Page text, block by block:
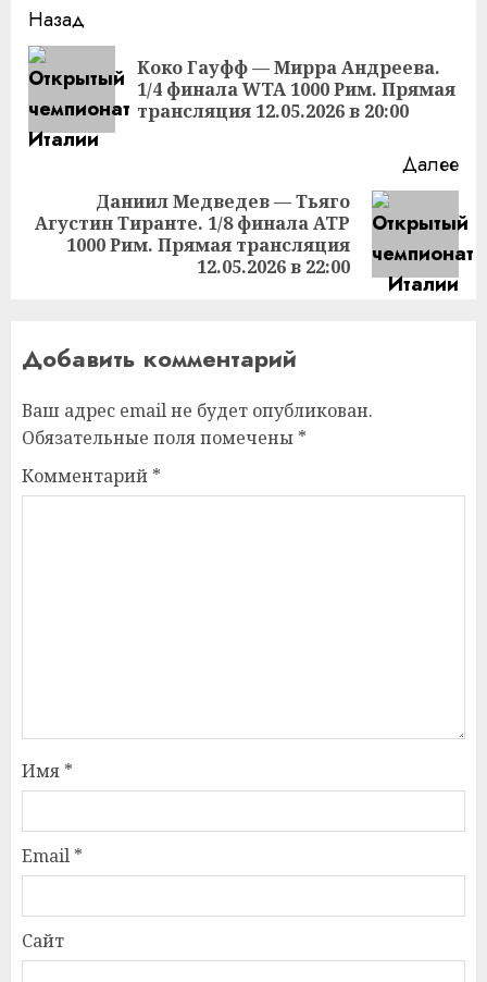
Продолжить
чтение
Назад
Коко Гауфф — Мирра Андреева.
1/4 финала WTA 1000 Рим. Прямая
трансляция 12.05.2026 в 20:00
Далее
Следующая
запись:
Даниил Медведев — Тьяго
Агустин Тиранте. 1/8 финала ATP
1000 Рим. Прямая трансляция
12.05.2026 в 22:00
Добавить комментарий
Ваш адрес email не будет опубликован.
Обязательные поля помечены *
Комментарий *
Имя *
Email *
Сайт